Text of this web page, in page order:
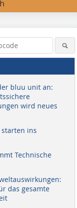
bluu unit an:
wird neues
ins
Technische
das gesamte